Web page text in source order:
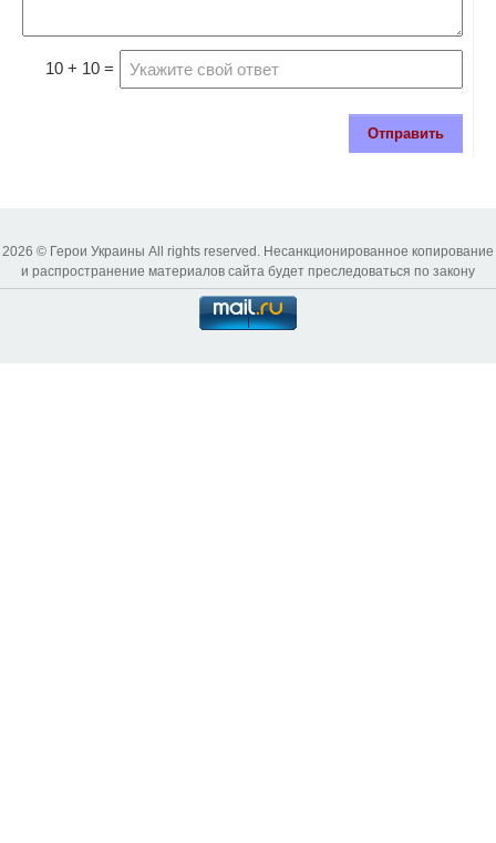
10 + 10 =
Отправить
2026 © Герои Украины All rights reserved. Несанкционированное копирование
и распространение материалов сайта будет преследоваться по закону